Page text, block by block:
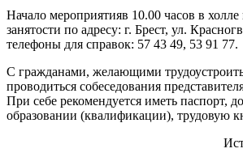
Начало мероприятияв 10.00 часов в
занятости по адресу: г. Брест, ул.
телефоны для справок: 57 43 49, 53 91 77.
С гражданами, желающими
проводиться собеседования
При себе рекомендуется иметь паспорт,
образовании (квалификации), трудовую